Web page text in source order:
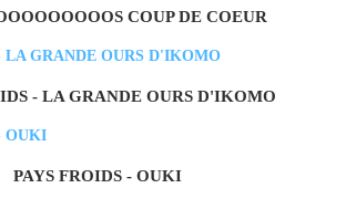
COUP DE COEUR
- LA GRANDE OURS D'IKOMO
PAYS FROIDS - OUKI